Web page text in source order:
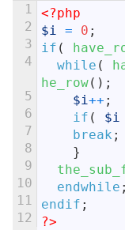
1
2
3
4
5
6
7
8
9
10
11
12
<?php
$i
= 0 ;
if (
while (
he_row( ) ;
$i ++ ;
if ( $i
break ;
}
endwhile ;
endif ;
?>